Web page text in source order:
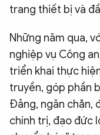
trang thiết bị và
Những năm qua,
nghiệp vụ Công
triển khai thực
truyền, góp phần
Đảng, ngăn chặn,
chính trị, đạo đức